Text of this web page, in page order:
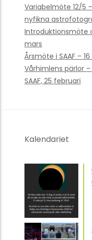
Variabelmöte 12/5
nyfikna
Introduktionsmöte
mars
Årsmöte i SAAF –
Vårhimlens pärlor
SAAF, 25 februari
Kalendariet